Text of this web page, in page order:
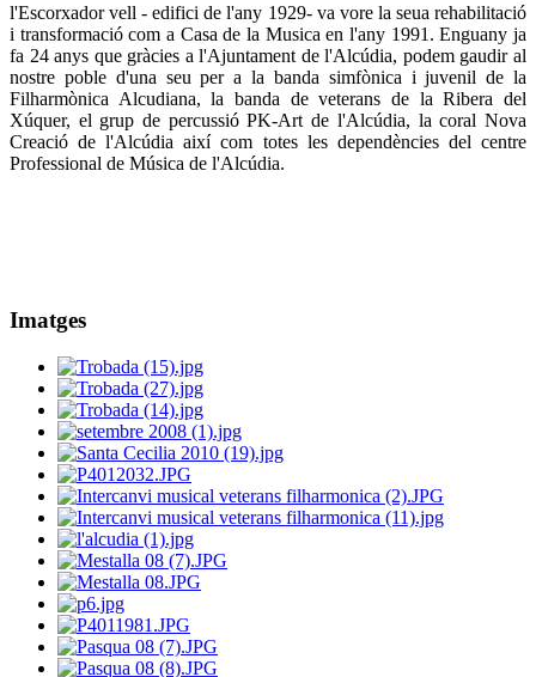
l'Escorxador vell - edifici de l'any 1929- va vore la seua rehabilitació
i transformació com a Casa de la Musica en l'any 1991. Enguany ja
fa 24 anys que gràcies a l'Ajuntament de l'Alcúdia, podem gaudir al
nostre poble d'una seu per a la banda simfònica i juvenil de la
Filharmònica Alcudiana, la banda de veterans de la Ribera del
Xúquer, el grup de percussió PK-Art de l'Alcúdia, la coral Nova
Creació de l'Alcúdia així com totes les dependències del centre
Professional de Música de l'Alcúdia.
Imatges